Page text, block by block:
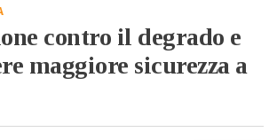
contro il degrado e
maggiore sicurezza a